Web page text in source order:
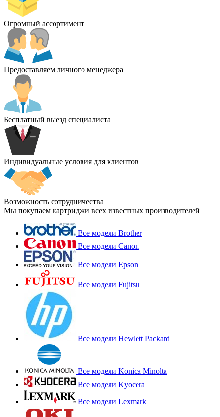
Огромный ассортимент
Предоставляем личного менеджера
Бесплатный выезд специалиста
Индивидуальные условия для клиентов
Возможность сотрудничества
Мы покупаем картриджи всех известных производителей
Все модели Brother
Все модели Canon
Все модели Epson
Все модели Fujitsu
Все модели Hewlett Packard
Все модели Konica Minolta
Все модели Kyocera
Все модели Lexmark